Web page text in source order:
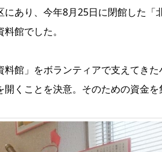
にあり、今年8月25日に閉館した
館でした。
料館」をボランティアで支えてき
開くことを決意。そのための資金